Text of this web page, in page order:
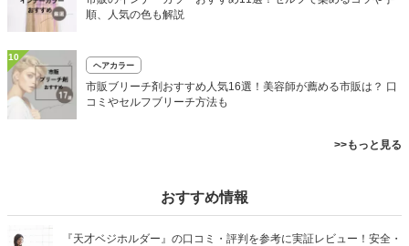
順、人気の色も解説
10
ヘアカラー
市販ブリーチ剤おすすめ人気16選！美容師が薦める市販は？ 口
コミやセルフブリーチ方法も
>>もっと見る
おすすめ情報
『天才ベジホルダー』の口コミ・評判を参考に実証レビュー！安全・